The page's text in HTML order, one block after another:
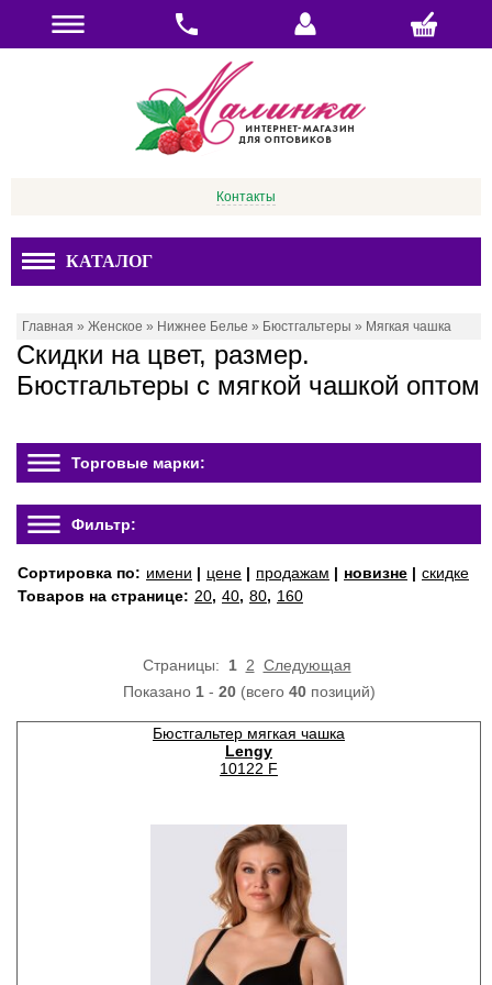
Контакты
КАТАЛОГ
Главная » Женское » Нижнее Белье » Бюстгальтеры » Мягкая чашка
Скидки на цвет, размер.
Бюстгальтеры с мягкой чашкой оптом
Торговые марки:
Фильтр:
Сортировка по: имени | цене | продажам | новизне | скидке
Товаров на странице: 20, 40, 80, 160
Страницы: 1 2 Следующая
Показано 1- 20(всего 40позиций)
Бюстгальтер мягкая чашка
Lengy
10122 F